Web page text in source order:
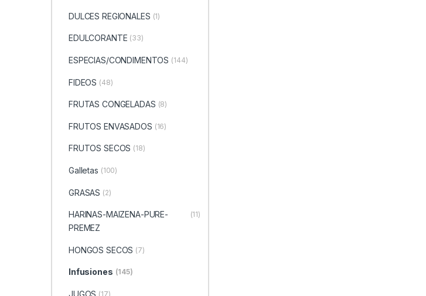
DULCES REGIONALES (1)
EDULCORANTE (33)
ESPECIAS/CONDIMENTOS (144)
FIDEOS (48)
FRUTAS CONGELADAS (8)
FRUTOS ENVASADOS (16)
FRUTOS SECOS (18)
Galletas (100)
GRASAS (2)
HARINAS-MAIZENA-PURE-
PREMEZ
(11)
HONGOS SECOS (7)
Infusiones (145)
JUGOS (17)